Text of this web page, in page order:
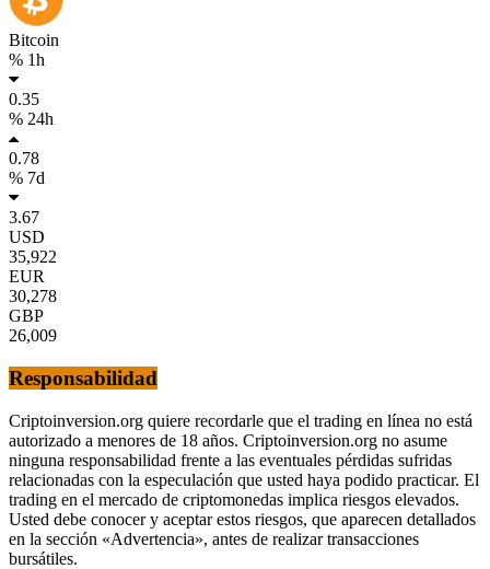
Bitcoin
% 1h
0.35
% 24h
0.78
% 7d
3.67
USD
35,922
EUR
30,278
GBP
26,009
Responsabilidad
Criptoinversion.org quiere recordarle que el trading en línea no está
autorizado a menores de 18 años. Criptoinversion.org no asume
ninguna responsabilidad frente a las eventuales pérdidas sufridas
relacionadas con la especulación que usted haya podido practicar. El
trading en el mercado de criptomonedas implica riesgos elevados.
Usted debe conocer y aceptar estos riesgos, que aparecen detallados
en la sección «Advertencia», antes de realizar transacciones
bursátiles.